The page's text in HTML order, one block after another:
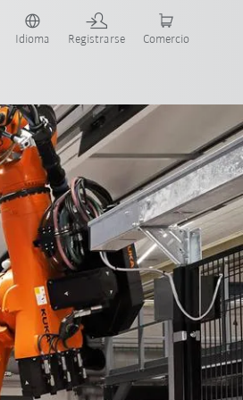
Idioma Registrarse Comercio